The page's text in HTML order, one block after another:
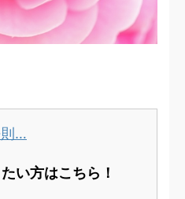
則…
い方はこちら！